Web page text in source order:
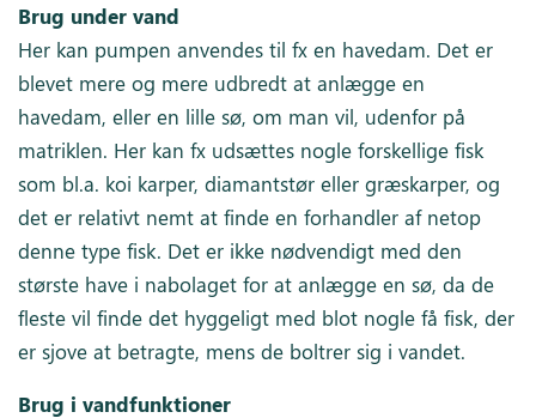
Brug under vand
Her kan pumpen anvendes til fx en havedam. Det er
blevet mere og mere udbredt at anlægge en
havedam, eller en lille sø, om man vil, udenfor på
matriklen. Her kan fx udsættes nogle forskellige fisk
som bl.a. koi karper, diamantstør eller græskarper, og
det er relativt nemt at finde en forhandler af netop
denne type fisk. Det er ikke nødvendigt med den
største have i nabolaget for at anlægge en sø, da de
fleste vil finde det hyggeligt med blot nogle få fisk, der
er sjove at betragte, mens de boltrer sig i vandet.
Brug i vandfunktioner